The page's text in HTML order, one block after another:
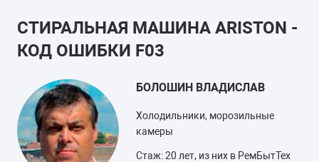
СТИРАЛЬНАЯ МАШИНА ARISTON -
КОД ОШИБКИ F03
БОЛОШИН ВЛАДИСЛАВ
Холодильники, морозильные
камеры
Стаж: 20 лет, из них в РемБытТех